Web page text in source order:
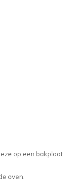
op een bakplaat
oven.